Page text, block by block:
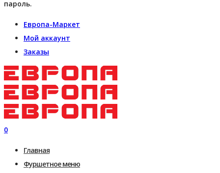
пароль.
Европа-Маркет
Мой аккаунт
Заказы
0
Главная
Фуршетное меню